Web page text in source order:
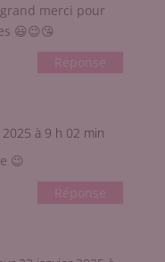
merci pour
😃😉😘
Réponse
à 9 h 02 min
😉
Réponse